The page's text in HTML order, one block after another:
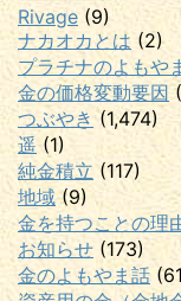
Rivage (9)
ナカオカとは (2)
プラチナのよもや
金の価格変動要因
つぶやき (1,474)
遥(1)
純金積立 (117)
地域(9)
金を持つことの理
お知らせ (173)
金のよもやま話